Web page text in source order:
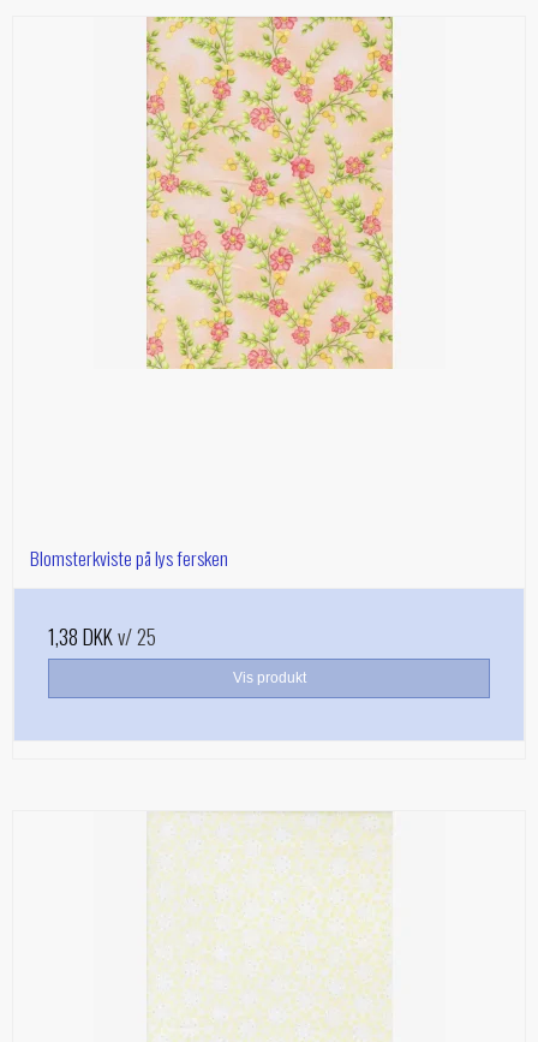
Blomsterkviste på lys fersken
1,38 DKKv/ 25
Vis produkt